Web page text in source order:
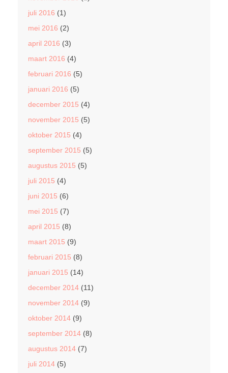
juli 2016 (1)
mei 2016 (2)
april 2016 (3)
maart 2016 (4)
februari 2016 (5)
januari 2016 (5)
december 2015 (4)
november 2015 (5)
oktober 2015 (4)
september 2015 (5)
augustus 2015 (5)
juli 2015 (4)
juni 2015 (6)
mei 2015 (7)
april 2015 (8)
maart 2015 (9)
februari 2015 (8)
januari 2015 (14)
december 2014(11)
november 2014(9)
oktober 2014(9)
september 2014(8)
augustus 2014(7)
juli 2014(5)